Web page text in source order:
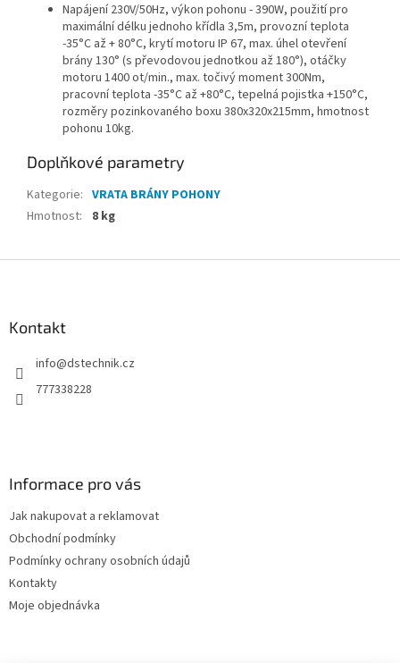
Napájení 230V/50Hz, výkon pohonu - 390W, použití pro
maximální délku jednoho křídla 3,5m, provozní teplota
-35°C až + 80°C, krytí motoru IP 67, max. úhel otevření
brány 130° (s převodovou jednotkou až 180°), otáčky
motoru 1400 ot/min., max. točivý moment 300Nm,
pracovní teplota -35°C až +80°C, tepelná pojistka +150°C,
rozměry pozinkovaného boxu 380x320x215mm, hmotnost
pohonu 10kg.
Doplňkové parametry
Kategorie: VRATA BRÁNY POHONY
Hmotnost: 8 kg
Kontakt
info@dstechnik.cz
777338228
Informace pro vás
Jak nakupovat a reklamovat
Obchodní podmínky
Podmínky ochrany osobních údajů
Kontakty
Moje objednávka